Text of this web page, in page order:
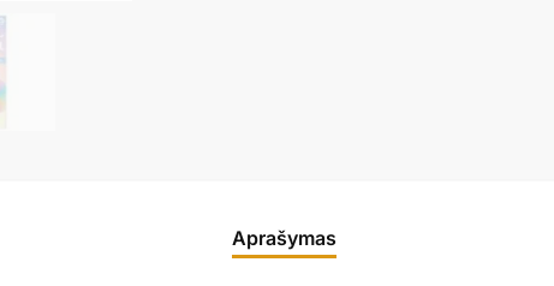
Aprašymas